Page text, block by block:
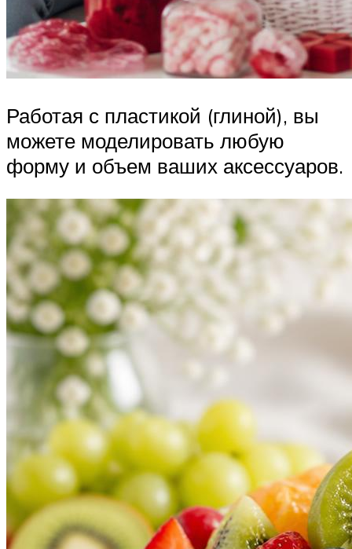
Работая с пластикой (глиной), вы
можете моделировать любую
форму и объем ваших аксессуаров.